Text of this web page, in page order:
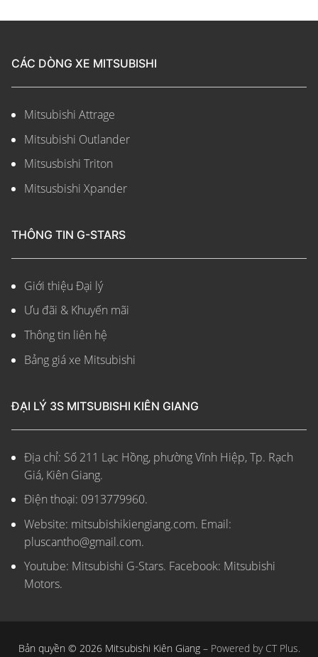
CÁC DÒNG XE MITSUBISHI
Mitsubishi Attrage
Mitsubishi Outlander
Mitsusbishi Triton
Mitsusbishi Xpander
THÔNG TIN G-STARS
Giới thiệu Đại lý
Ưu đãi & Khuyến mãi
Thông tin liên hệ
Bảng giá xe Mitsubishi
ĐẠI LÝ 3S MITSUBISHI KIÊN GIANG
Địa chỉ: Số 211 Lạc Hồng, phường Vĩnh Hiệp, Tp. Rạch
Giá, Kiên Giang.
Điện thoại: 0913779960.
Website: mitsubishikiengiang.com. Email:
pluscantho@gmail.com.
Youtube: Mitsubishi G-Stars. Facebook: Mitsubishi
Motors.
Bản quyền © 2026 Mitsubishi Kiên Giang – Powered by CT Plus.